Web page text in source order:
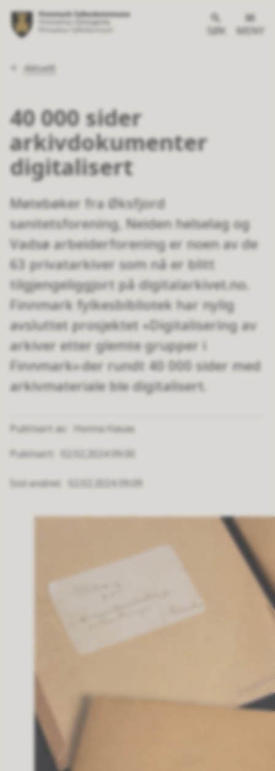
SØK MENY
Du
Aktuelt
40 000 sider
arkivdokumenter
digitalisert
Møtebøker fra Øksfjord
sanitetsforening, Neiden helselag og
Vadsø arbeiderforening er noen av de
63 privatarkiver som nå er blitt
tilgjengeliggjort på digitalarkivet.no.
Finnmark fylkesbibliotek har nylig
avsluttet prosjektet «Digitalisering av
arkiver etter glemte grupper i
Finnmark» der rundt 40 000 sider med
arkivmateriale ble digitalisert.
Publisert av
Honna Havas
Publisert
02.02.2024 09.00
Sist endret 02.02.2024 09.09